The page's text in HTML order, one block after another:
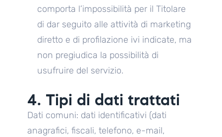
comporta l’impossibilità per il Titolare
di dar seguito alle attività di marketing
diretto e di profilazione ivi indicate, ma
non pregiudica la possibilità di
usufruire del servizio.
4. Tipi di dati trattati
Dati comuni: dati identificativi (dati
anagrafici, fiscali, telefono, e-mail,